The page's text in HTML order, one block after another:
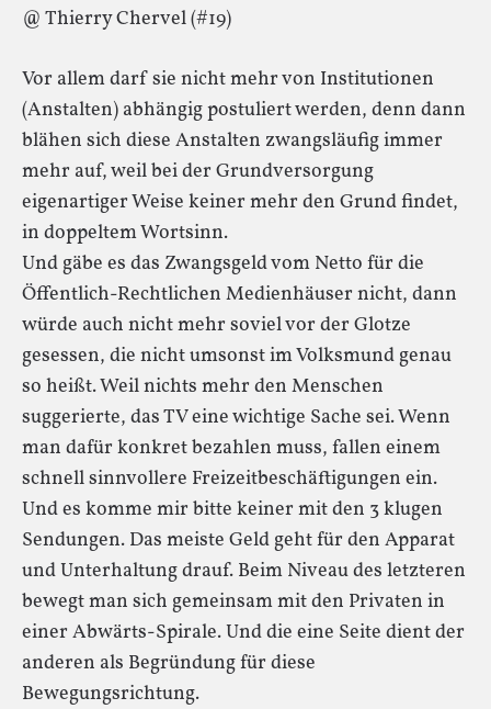
@ Thierry Chervel (#19)
Vor allem darf sie nicht mehr von Institutionen
(Anstalten) abhängig postuliert werden, denn dann
blähen sich diese Anstalten zwangsläufig immer
mehr auf, weil bei der Grundversorgung
eigenartiger Weise keiner mehr den Grund findet,
in doppeltem Wortsinn.
Und gäbe es das Zwangsgeld vom Netto für die
Öffentlich-Rechtlichen Medienhäuser nicht, dann
würde auch nicht mehr soviel vor der Glotze
gesessen, die nicht umsonst im Volksmund genau
so heißt. Weil nichts mehr den Menschen
suggerierte, das TV eine wichtige Sache sei. Wenn
man dafür konkret bezahlen muss, fallen einem
schnell sinnvollere Freizeitbeschäftigungen ein.
Und es komme mir bitte keiner mit den 3 klugen
Sendungen. Das meiste Geld geht für den Apparat
und Unterhaltung drauf. Beim Niveau des letzteren
bewegt man sich gemeinsam mit den Privaten in
einer Abwärts-Spirale. Und die eine Seite dient der
anderen als Begründung für diese
Bewegungsrichtung.